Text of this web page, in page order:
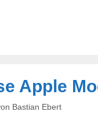
Apple
Bastian Ebert